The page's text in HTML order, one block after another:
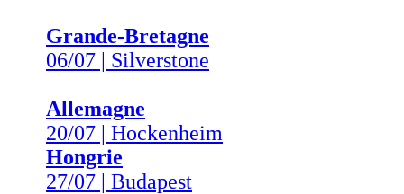
Grande-Bretagne
06/07 | Silverstone
Allemagne
20/07 | Hockenheim
Hongrie
27/07 | Budapest